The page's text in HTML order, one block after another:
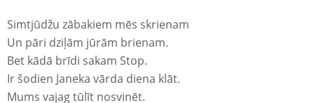
Simtjūdžu zābakiem mēs skrienam
Un pāri dziļām jūrām brienam.
Bet kādā brīdi sakam Stop.
Ir šodien Janeka vārda diena klāt.
Mums vajag tūlīt nosvinēt.